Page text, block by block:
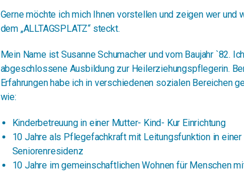
Gerne möchte ich mich Ihnen vorstellen und zeigen wer und
dem „ALLTAGSPLATZ“ steckt.
Mein Name ist Susanne Schumacher und vom Baujahr `82.
abgeschlossene Ausbildung zur Heilerziehungspflegerin.
Erfahrungen habe ich in verschiedenen sozialen Bereichen
wie:
Kinderbetreuung in einer Mutter- Kind- Kur Einrichtung
10 Jahre als Pflegefachkraft mit Leitungsfunktion in einer
Seniorenresidenz
10 Jahre im gemeinschaftlichen Wohnen für Menschen